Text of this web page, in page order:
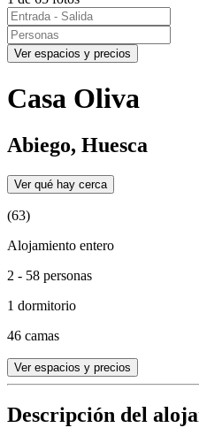
Ver espacios y precios
Casa Oliva
Abiego, Huesca
Ver qué hay cerca
(63)
Alojamiento entero
2 - 58 personas
1 dormitorio
46 camas
Ver espacios y precios
Descripción del